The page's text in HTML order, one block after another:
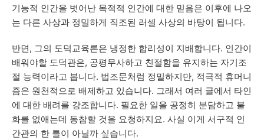
기능적 인간을 벗어난 목적적 인간에 대한 믿음은 이후에 나오
는 다른 사상과 정밀하게 직조된 러셀 사상의 바탕이 됩니다.
반면, 그의 도덕교육론은 냉정한 합리성이 지배합니다. 인간이
배워야할 도덕관은, 공평무사하고 친절함을 유지하는 자기조
절 능력이라고 봅니다. 법조문처럼 정밀하지만, 적극적 휴머니
즘은 원천적으로 배제하고 있습니다. 그래서 여러 글에서 타인
에 대한 배려를 강조합니다. 필요한 일을 공정히 분담하고 불
화를 없애는데 동참할 것을 요청하지요. 사실 이게 서구적 인
간관의 한 틀이 아닐까 싶습니다.